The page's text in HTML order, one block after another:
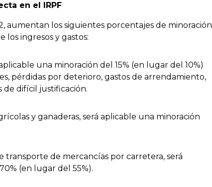
en el IRPF
aumentan los siguientes porcentajes de minoración
los ingresos y gastos:
una minoración del 15% (en lugar del 10%)
pérdidas por deterioro, gastos de arrendamiento,
de difícil justificación.
y ganaderas, será aplicable una minoración
transporte de mercancías por carretera, será
(en lugar del 55%).